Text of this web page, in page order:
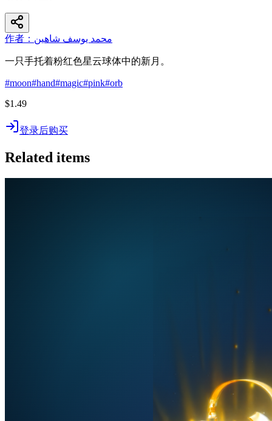
作者：محمد يوسف شاهين
一只手托着粉红色星云球体中的新月。
#moon#hand#magic#pink#orb
$1.49
登录后购买
Related items